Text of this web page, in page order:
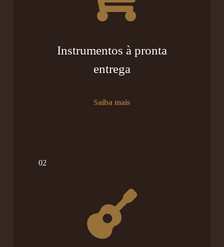
Instrumentos à pronta
entrega
Saiba mais
02